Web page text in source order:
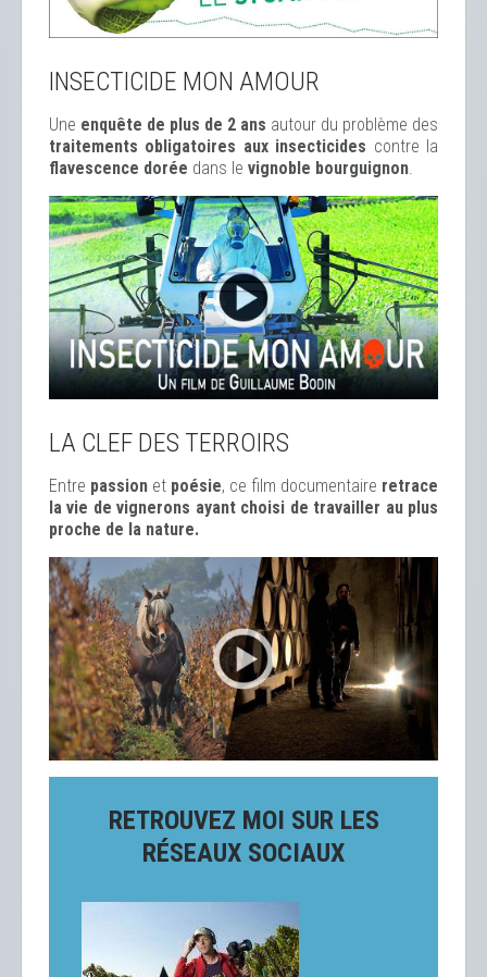
INSECTICIDE MON AMOUR
Une enquête de plus de 2 ans autour du problème des
traitements obligatoires aux insecticides contre la
flavescence dorée dans le vignoble bourguignon.
LA CLEF DES TERROIRS
Entre passion et poésie, ce film documentaire retrace
la vie de vignerons ayant choisi de travailler au plus
proche de la nature.
RETROUVEZ MOI SUR LES
RÉSEAUX SOCIAUX